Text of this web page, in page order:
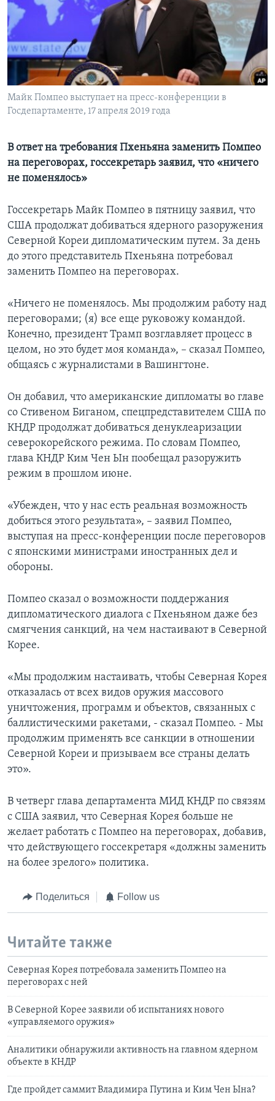
Learning English
СОЦИАЛЬНЫЕ СЕТИ
Языки
Майк Помпео выступает на пресс-конференции в
Госдепартаменте, 17 апреля 2019 года
В ответ на требования Пхеньяна заменить Помпео
на переговорах, госсекретарь заявил, что «ничего
не поменялось»
Госсекретарь Майк Помпео в пятницу заявил, что
США продолжат добиваться ядерного разоружения
Северной Кореи дипломатическим путем. За день
до этого представитель Пхеньяна потребовал
заменить Помпео на переговорах.
«Ничего не поменялось. Мы продолжим работу над
переговорами; (я) все еще руковожу командой.
Конечно, президент Трамп возглавляет процесс в
целом, но это будет моя команда», – сказал Помпео,
общаясь с журналистами в Вашингтоне.
Он добавил, что американские дипломаты во главе
со Стивеном Биганом, спецпредставителем США по
КНДР продолжат добиваться денуклеаризации
северокорейского режима. По словам Помпео,
глава КНДР Ким Чен Ын пообещал разоружить
режим в прошлом июне.
«Убежден, что у нас есть реальная возможность
добиться этого результата», – заявил Помпео,
выступая на пресс-конференции после переговоров
с японскими министрами иностранных дел и
обороны.
Помпео сказал о возможности поддержания
дипломатического диалога с Пхеньяном даже без
смягчения санкций, на чем настаивают в Северной
Корее.
«Мы продолжим настаивать, чтобы Северная Корея
отказалась от всех видов оружия массового
уничтожения, программ и объектов, связанных с
баллистическими ракетами, - сказал Помпео. - Мы
продолжим применять все санкции в отношении
Северной Кореи и призываем все страны делать
это».
В четверг глава департамента МИД КНДР по связям
с США заявил, что Северная Корея больше не
желает работать с Помпео на переговорах, добавив,
что действующего госсекретаря «должны заменить
на более зрелого» политика.
Поделиться Follow us
Читайте также
Северная Корея потребовала заменить Помпео на
переговорах с ней
В Северной Корее заявили об испытаниях нового
«управляемого оружия»
Аналитики обнаружили активность на главном ядерном
объекте в КНДР
Где пройдет саммит Владимира Путина и Ким Чен Ына?